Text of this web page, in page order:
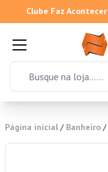
Clube Faz Acontecer
Página inicial / Banheiro /